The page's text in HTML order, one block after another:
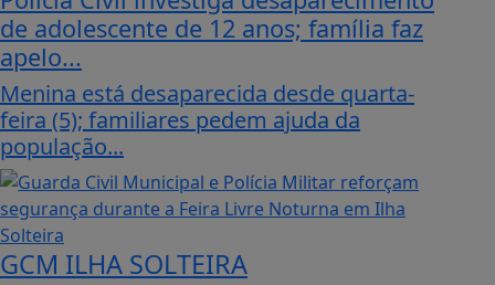
de adolescente de 12 anos; família faz
apelo...
Menina está desaparecida desde quarta-
feira (5); familiares pedem ajuda da
população...
GCM ILHA SOLTEIRA